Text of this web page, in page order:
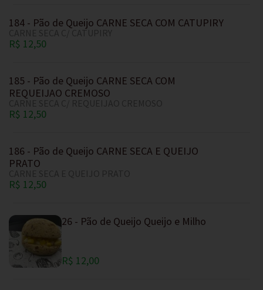
184 - Pão de Queijo CARNE SECA COM CATUPIRY
R$ 12,50
185 - Pão de Queijo CARNE SECA COM
REQUEIJAO CREMOSO
R$ 12,50
186 - Pão de Queijo CARNE SECA E QUEIJO
PRATO
R$ 12,50
26 - Pão de Queijo Queijo e Milho
R$ 12,00